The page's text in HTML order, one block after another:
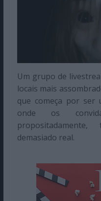
Um grupo de
locais mais
que começa por ser
onde os
demasiado real.